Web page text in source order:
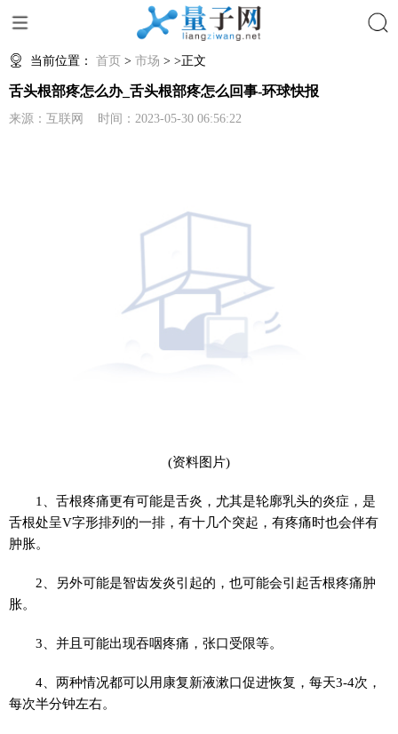
当前位置： 首页 > 市场 > >正文
舌头根部疼怎么办_舌头根部疼怎么回事-环球快报
来源：互联网 时间：2023-05-30 06:56:22
(资料图片)
1、舌根疼痛更有可能是舌炎，尤其是轮廓乳头的炎症，是
舌根处呈V字形排列的一排，有十几个突起，有疼痛时也会伴有
肿胀。
2、另外可能是智齿发炎引起的，也可能会引起舌根疼痛肿
胀。
3、并且可能出现吞咽疼痛，张口受限等。
4、两种情况都可以用康复新液漱口促进恢复，每天3-4次，
每次半分钟左右。